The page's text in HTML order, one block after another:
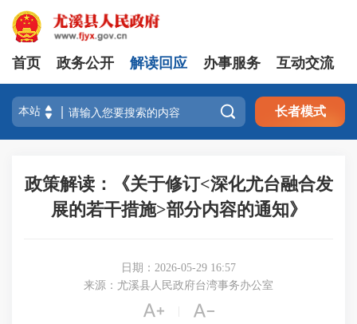
首页 政务公开 解读回应 办事服务 互动交流
 长者模式
政策解读：《关于修订<深化尤台融合发
展的若干措施>部分内容的通知》
日期：2026-05-29 16:57
来源：尤溪县人民政府台湾事务办公室
 